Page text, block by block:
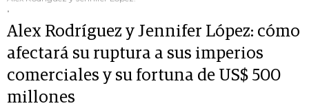
.
Alex Rodríguez y Jennifer López: cómo
afectará su ruptura a sus imperios
comerciales y su fortuna de US$ 500
millones